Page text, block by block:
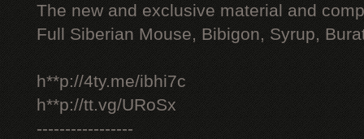
The new and exclusive material and
Full Siberian Mouse, Bibigon, Syrup,
h**p://4ty.me/ibhi7c
h**p://tt.vg/URoSx
-----------------